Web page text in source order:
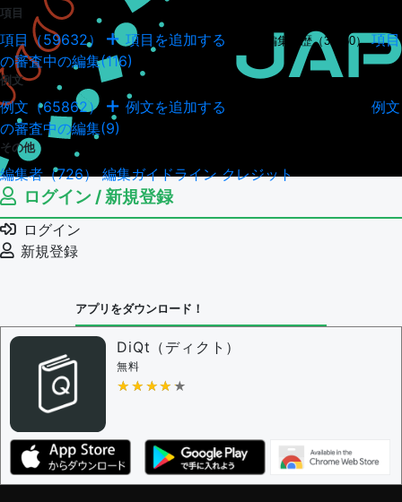
項目
項目（59632） 項目を追加する 項目の編集履歴（34950） 項目
の審査中の編集(116)
例文
例文（65862） 例文を追加する
例文
の審査中の編集(9)
その他
編集者（726）編集ガイドラインクレジット
ログイン / 新規登録
ログイン
新規登録
アプリをダウンロード！
DiQt（ディクト）
無料
★★★★★
★★★★★